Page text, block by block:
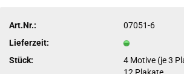
Art.Nr.:
07051-6
Lieferzeit:
Stück:
4 Motive (je 3
12 Plakate